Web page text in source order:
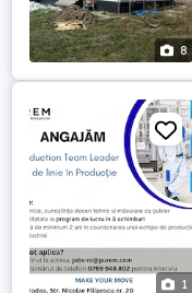
8
1